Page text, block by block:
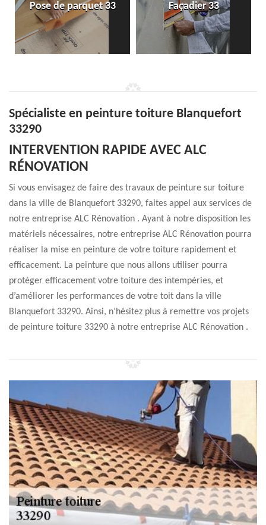
Pose de parquet 33 Façadier 33
Spécialiste en peinture toiture Blanquefort
33290
INTERVENTION RAPIDE AVEC ALC
RÉNOVATION
Si vous envisagez de faire des travaux de peinture sur toiture
dans la ville de Blanquefort 33290, faites appel aux services de
notre entreprise ALC Rénovation . Ayant à notre disposition les
matériels nécessaires, notre entreprise ALC Rénovation pourra
réaliser la mise en peinture de votre toiture rapidement et
efficacement. La peinture que nous allons utiliser pourra
protéger efficacement votre toiture des intempéries, et
d’améliorer les performances de votre toit dans la ville
Blanquefort 33290. Ainsi, n’hésitez plus à remettre vos projets
de peinture toiture 33290 à notre entreprise ALC Rénovation .